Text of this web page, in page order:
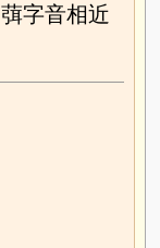
字音相近